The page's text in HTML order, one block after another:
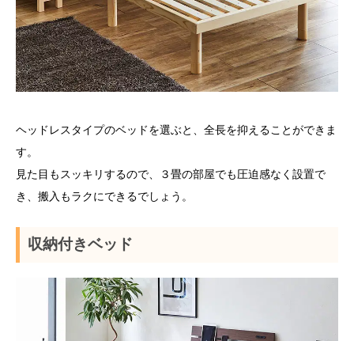
ヘッドレスタイプのベッドを選ぶと、全長を抑えることができま
す。
見た目もスッキリするので、３畳の部屋でも圧迫感なく設置で
き、搬入もラクにできるでしょう。
収納付きベッド